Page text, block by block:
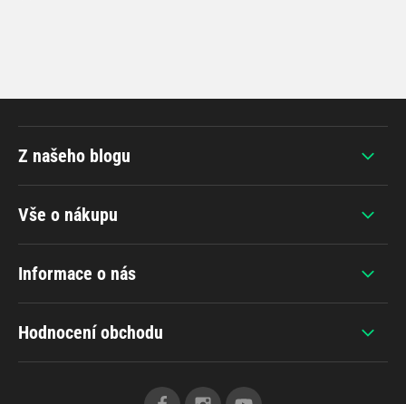
Vše o nákupu
Informace o nás
Hodnocení obchodu
Z našeho blogu